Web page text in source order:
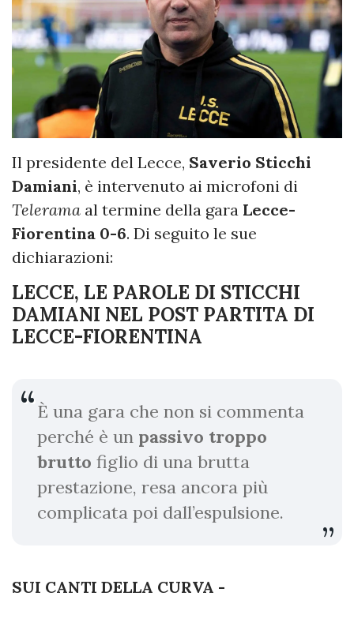
Il presidente del Lecce, Saverio Sticchi
Damiani, è intervenuto ai microfoni di
Telerama al termine della gara Lecce-
Fiorentina 0-6. Di seguito le sue
dichiarazioni:
LECCE, LE PAROLE DI STICCHI
DAMIANI NEL POST PARTITA DI
LECCE-FIORENTINA
È una gara che non si commenta
perché è un passivo troppo
brutto figlio di una brutta
prestazione, resa ancora più
complicata poi dall’espulsione.
SUI CANTI DELLA CURVA -